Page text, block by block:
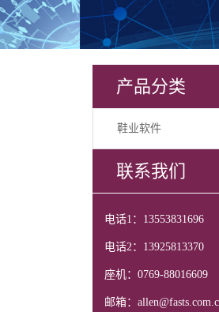
产品分类
鞋业软件
联系我们
电话1：13553831696
电话2：13925813370
座机：0769-88016609
邮箱：